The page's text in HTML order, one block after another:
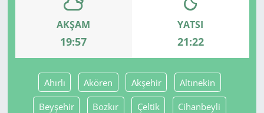
AKŞAM
19:57
YATSI
21:22
Ahırlı Akören Akşehir Altınekin
Beyşehir Bozkır Çeltik Cihanbeyli
Yerel